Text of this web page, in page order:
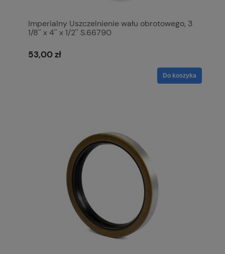
Imperialny Uszczelnienie wału obrotowego, 3
1/8'' x 4'' x 1/2'' S.66790
53,00 zł
Do koszyka